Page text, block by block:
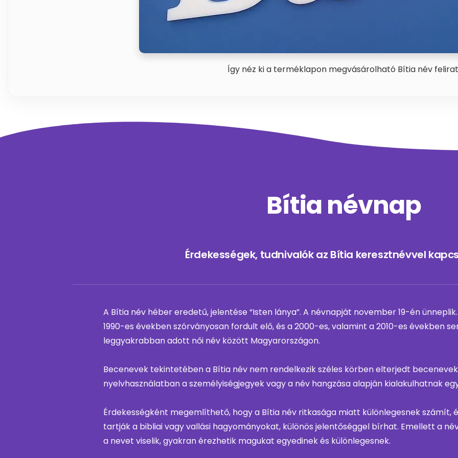
Így néz ki a terméklapon megvásárolható Bítia név
Bítia névnap
Érdekességek, tudnivalók az Bítia keresztnévvel
A Bítia név héber eredetű, jelentése “Isten lánya”. A névnapját november 19-én
1990-es években szórványosan fordult elő, és a 2000-es, valamint a 2010-es években
leggyakrabban adott női név között Magyarországon.
Becenevek tekintetében a Bítia név nem rendelkezik széles körben elterjedt
nyelvhasználatban a személyiségjegyek vagy a név hangzása alapján kialakulhatnak
Érdekességként megemlíthető, hogy a Bítia név ritkasága miatt különlegesnek számít,
tartják a bibliai vagy vallási hagyományokat, különös jelentőséggel bírhat. Emellett a
a nevet viselik, gyakran érezhetik magukat egyedinek és különlegesnek.